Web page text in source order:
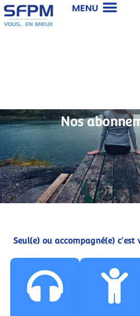
Nos
Seul(e) ou accompagné(e) c'est